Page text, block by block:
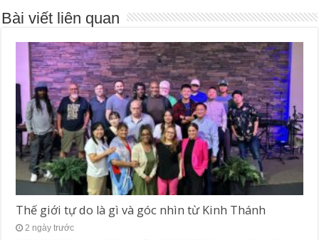
Bài viết liên quan
Thế giới tự do là gì và góc nhìn từ Kinh Thánh
2 ngày trước